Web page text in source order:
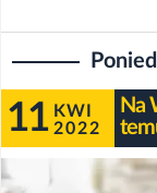
11 KWI
2022
Na